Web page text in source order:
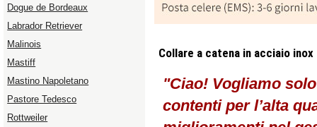
Dogue de Bordeaux
Labrador Retriever
Malinois
Mastiff
Mastino Napoletano
Pastore Tedesco
Rottweiler
Collare a catena in acciaio inox
"Ciao! Vogliamo
contenti per l’alta